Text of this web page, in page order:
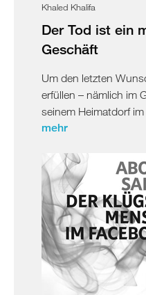
Khaled Khalifa
Der Tod ist ein
Geschäft
Um den letzten
erfüllen – nämlich im
seinem Heimatdorf im
mehr